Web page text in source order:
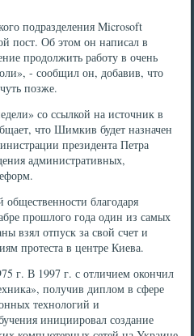
подразделения Microsoft
пост. Об этом он написал в
продолжить работу в очень
- сообщил он, добавив, что
позже.
со ссылкой на источник в
что Шимкив будет назначен
президента Петра
административных,
благодаря
прошлого года один из самых
взял отпуск за свой счет и
протеста в центре Киева.
г. В 1997 г. с отличием окончил
получив диплом в сфере
технологий и
инициировал создание